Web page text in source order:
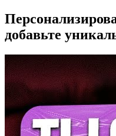
добавьте